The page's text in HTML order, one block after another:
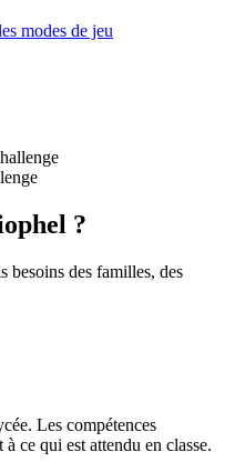
modes de jeu
?
besoins des familles, des
Les compétences
ce qui est attendu en classe.